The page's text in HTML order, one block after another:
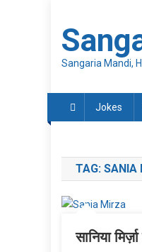
content
Sangaria Mandi,
Jokes
TAG: SANIA
सानिया